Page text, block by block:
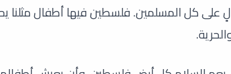
على كل المسلمين. فلسطين فيها أطفال مثلنا